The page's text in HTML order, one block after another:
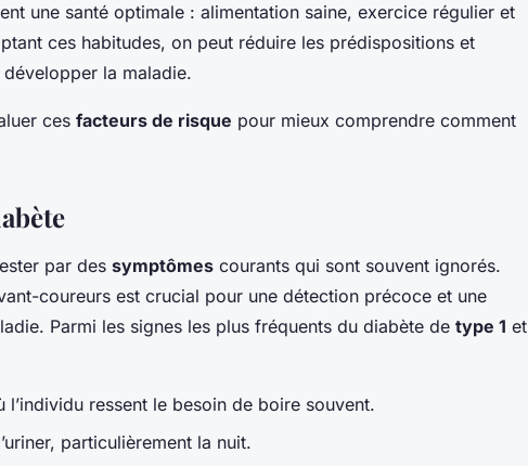
une santé optimale : alimentation saine, exercice régulier et
ces habitudes, on peut réduire les prédispositions et
la maladie.
ces facteurs de risque pour mieux comprendre comment
par des symptômes courants qui sont souvent ignorés.
coureurs est crucial pour une détection précoce et une
Parmi les signes les plus fréquents du diabète de type 1 et
l’individu ressent le besoin de boire souvent.
particulièrement la nuit.